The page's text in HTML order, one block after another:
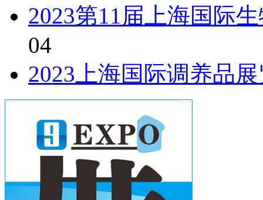
2023第11届上海国际
04
2023上海国际调养品